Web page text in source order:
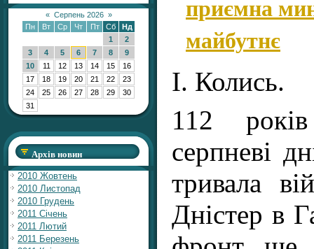
« Серпень 2026 »
Пн
Вт Ср Чт Пт Сб
Нд
1
2
3
4 5 6 7 8
9
10
11 12 13 14 15
16
17
18 19 20 21 22
23
24
25 26 27 28 29
30
31
Архів новин
2010 Жовтень
2010 Листопад
2010 Грудень
2011 Січень
2011 Лютий
2011 Березень
приємна
майбутнє
І. Колись.
112
серпневі
тривала
Дністер в